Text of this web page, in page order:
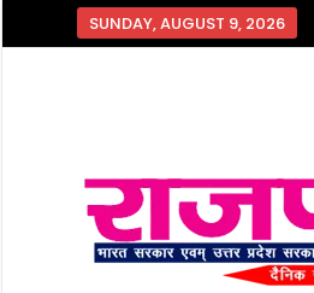
SUNDAY, AUGUST 9, 2026